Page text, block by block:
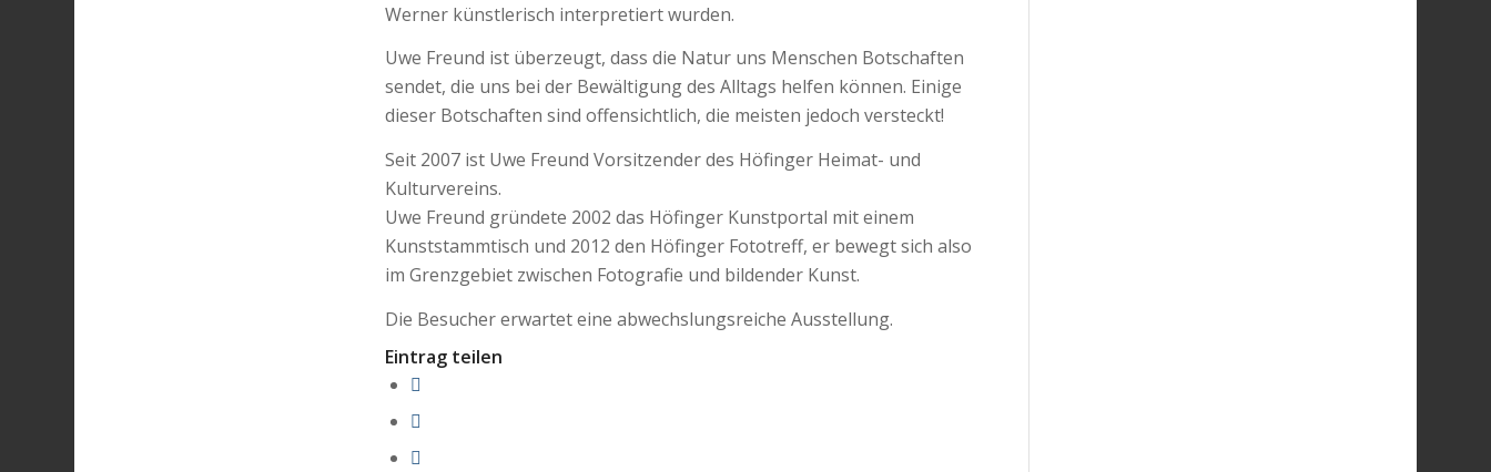
Werner künstlerisch interpretiert wurden.
Uwe Freund ist überzeugt, dass die Natur uns Menschen Botschaften
sendet, die uns bei der Bewältigung des Alltags helfen können. Einige
dieser Botschaften sind offensichtlich, die meisten jedoch versteckt!
Seit 2007 ist Uwe Freund Vorsitzender des Höfinger Heimat- und
Kulturvereins.
Uwe Freund gründete 2002 das Höfinger Kunstportal mit einem
Kunststammtisch und 2012 den Höfinger Fototreff, er bewegt sich also
im Grenzgebiet zwischen Fotografie und bildender Kunst.
Die Besucher erwartet eine abwechslungsreiche Ausstellung.
Eintrag teilen